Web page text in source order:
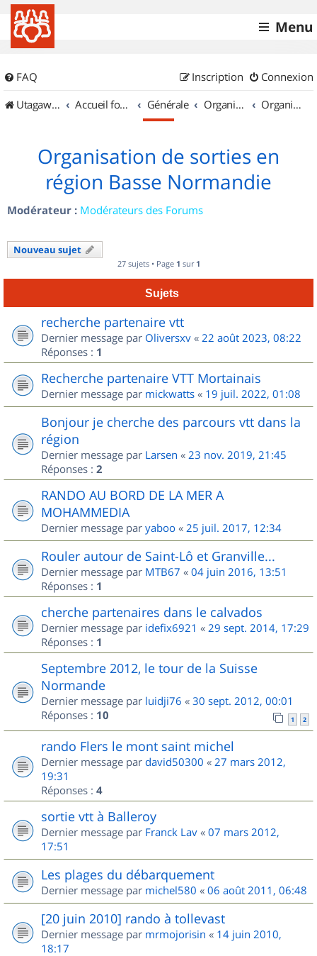
Menu
FAQ Connexion
Inscription
UtagawaVTT (Randos VTT et VTTAE avec traces GPS)
Accueil forum Générale Organisation de sorties & Recherche de partenaires Organisation de sorties en région Basse Normandie
Organisation de sorties en
région Basse Normandie
Modérateur : Modérateurs des Forums
Nouveau sujet
27 sujets • Page 1 sur 1
Sujets
recherche partenaire vtt
Dernier message par Oliversxv « 22 août 2023, 08:22
Réponses : 1
Recherche partenaire VTT Mortainais
Dernier message par mickwatts « 19 juil. 2022, 01:08
Bonjour je cherche des parcours vtt dans la
région
Dernier message par Larsen « 23 nov. 2019, 21:45
Réponses : 2
RANDO AU BORD DE LA MER A
MOHAMMEDIA
Dernier message par yaboo « 25 juil. 2017, 12:34
Rouler autour de Saint-Lô et Granville...
Dernier message par MTB67 « 04 juin 2016, 13:51
Réponses : 1
cherche partenaires dans le calvados
Dernier message par idefix6921 « 29 sept. 2014, 17:29
Réponses : 1
Septembre 2012, le tour de la Suisse
Normande
Dernier message par luidji76 « 30 sept. 2012, 00:01
Réponses : 10 1 2
rando Flers le mont saint michel
Dernier message par david50300 « 27 mars 2012,
19:31
Réponses : 4
sortie vtt à Balleroy
Dernier message par Franck Lav « 07 mars 2012,
17:51
Les plages du débarquement
Dernier message par michel580 « 06 août 2011, 06:48
[20 juin 2010] rando à tollevast
Dernier message par mrmojorisin « 14 juin 2010,
18:17